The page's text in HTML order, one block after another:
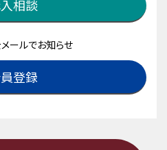
相談
ールでお知らせ
登録